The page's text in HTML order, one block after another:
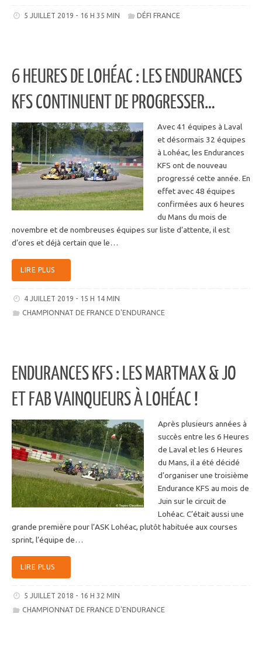
5 JUILLET 2019 - 16 H 35 MIN DÉFI FRANCE
6 HEURES DE LOHÉAC : LES ENDURANCES
KFS CONTINUENT DE PROGRESSER…
Avec 41 équipes à Laval
et désormais 32 équipes
à Lohéac, les Endurances
KFS ont de nouveau
progressé cette année. En
effet avec 48 équipes
confirmées aux 6 heures
du Mans du mois de
novembre et de nombreuses équipes sur liste d’attente, il est
d’ores et déjà certain que le…
LIRE PLUS
4 JUILLET 2019 - 15 H 14 MIN
CHAMPIONNAT DE FRANCE D'ENDURANCE
ENDURANCES KFS : LES MARTMAX & JO
ET FAB VAINQUEURS À LOHÉAC !
Après plusieurs années à
succès entre les 6 Heures
de Laval et les 6 Heures
du Mans, il a été décidé
d’organiser une troisième
Endurance KFS au mois de
Juin sur le circuit de
Lohéac. C’était aussi une
grande première pour l’ASK Lohéac, plutôt habituée aux courses
sprint, l’équipe de…
LIRE PLUS
5 JUILLET 2018 - 16 H 32 MIN
CHAMPIONNAT DE FRANCE D'ENDURANCE